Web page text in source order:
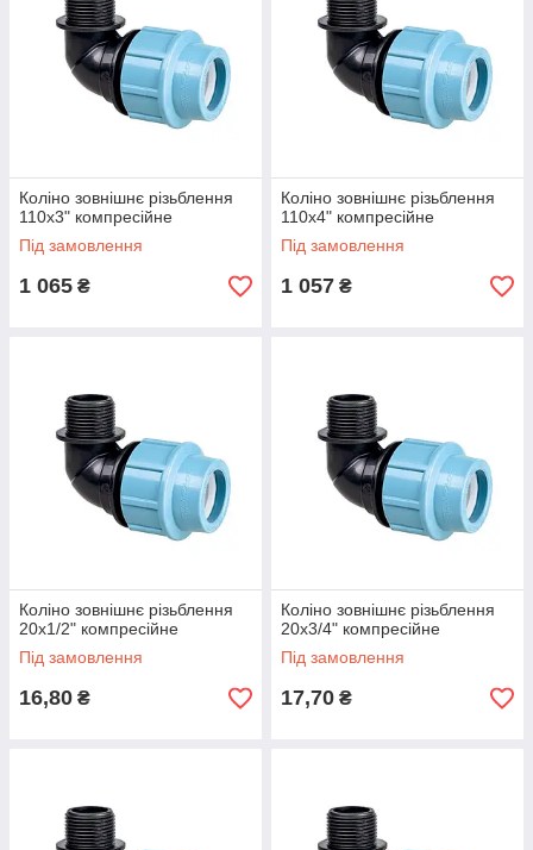
Коліно зовнішнє різьблення
110х3" компресійне
Під замовлення
1 065 ₴
Коліно зовнішнє різьблення
110х4" компресійне
Під замовлення
1 057 ₴
Коліно зовнішнє різьблення
20х1/2" компресійне
Під замовлення
16,80 ₴
Коліно зовнішнє різьблення
20х3/4" компресійне
Під замовлення
17,70 ₴